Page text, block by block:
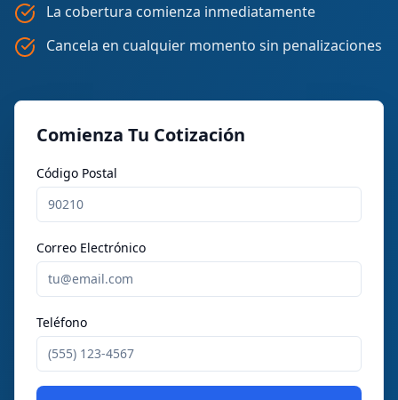
La cobertura comienza inmediatamente
Cancela en cualquier momento sin penalizaciones
Comienza Tu Cotización
Código Postal
Correo Electrónico
Teléfono